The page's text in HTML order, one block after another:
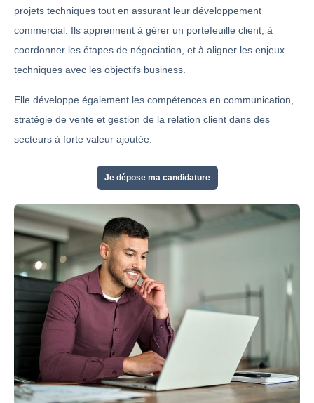
projets techniques tout en assurant leur développement
commercial. Ils apprennent à gérer un portefeuille client, à
coordonner les étapes de négociation, et à aligner les enjeux
techniques avec les objectifs business.
Elle développe également les compétences en communication,
stratégie de vente et gestion de la relation client dans des
secteurs à forte valeur ajoutée.
Je dépose ma candidature